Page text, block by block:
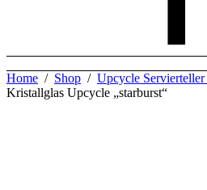
Home / Shop / Upcycle
Kristallglas Upcycle „starburst“